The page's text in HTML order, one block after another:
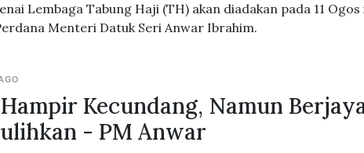
Lembaga Tabung Haji (TH) akan diadakan pada 11 Ogos
Menteri Datuk Seri Anwar Ibrahim.
Kecundang, Namun
- PM Anwar